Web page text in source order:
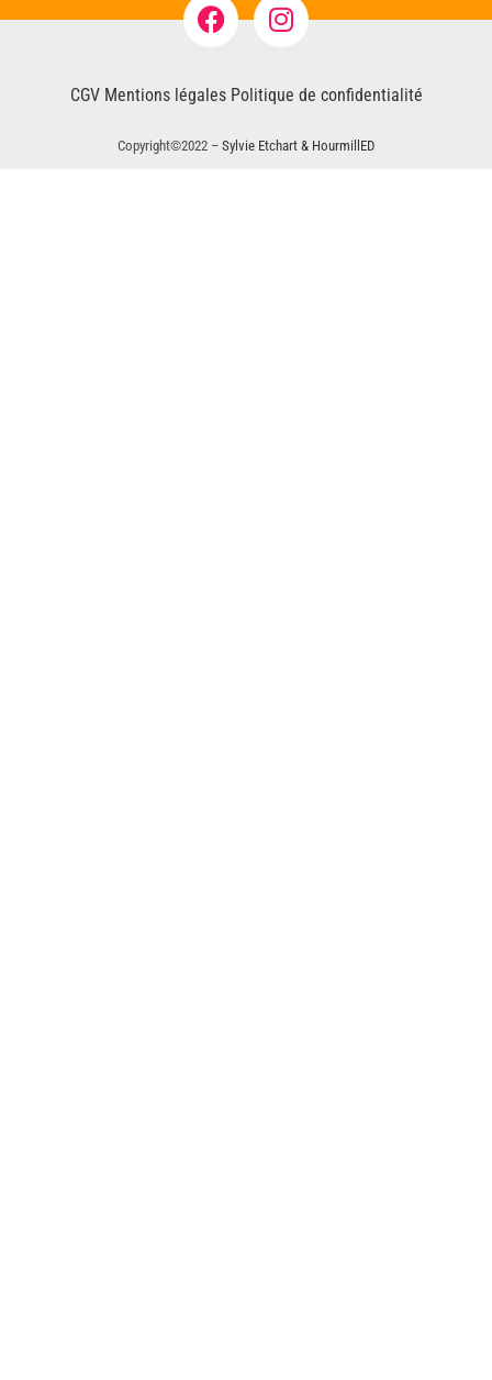
CGV Mentions légales Politique de confidentialité
Copyright©2022 – Sylvie Etchart & HourmillED